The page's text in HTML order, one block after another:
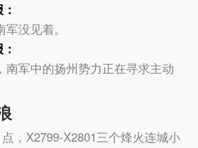
没见着。
军中的扬州势力正在寻求主动
X2799-X2801三个烽火连城小